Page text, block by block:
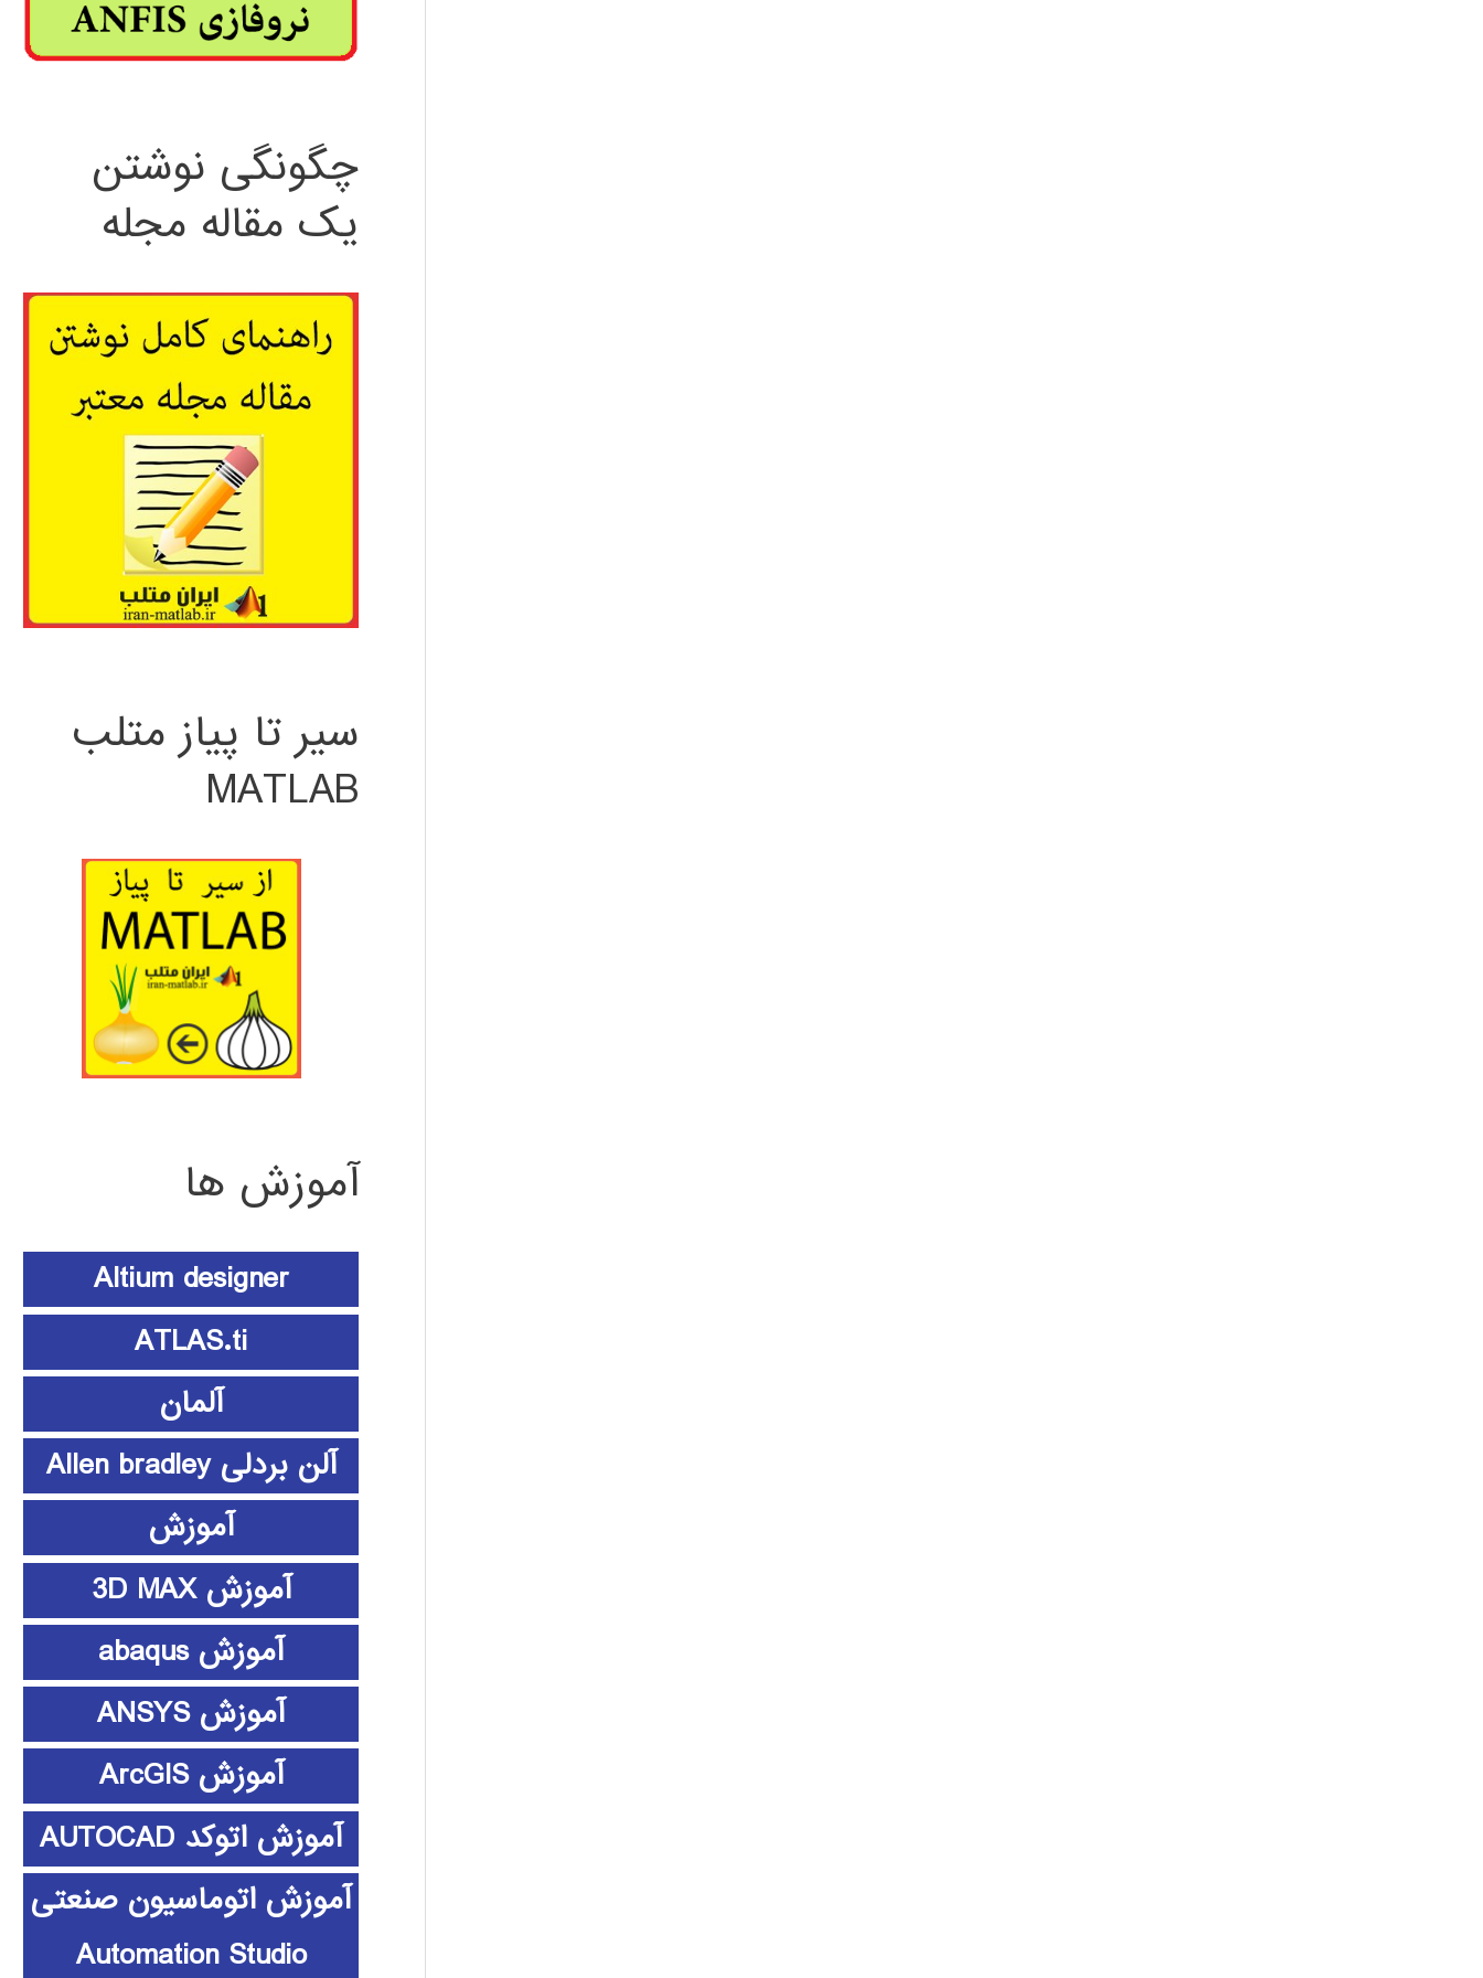
چگونگی نوشتن
یک مقاله مجله
سیر تا پیاز متلب
MATLAB
آموزش ها
Altium designer
ATLAS.ti
آلمان
آلن بردلی Allen bradley
آموزش
آموزش 3D MAX
آموزش abaqus
آموزش ANSYS
آموزش ArcGIS
آموزش اتوکد AUTOCAD
آموزش اتوماسیون صنعتی
Automation Studio